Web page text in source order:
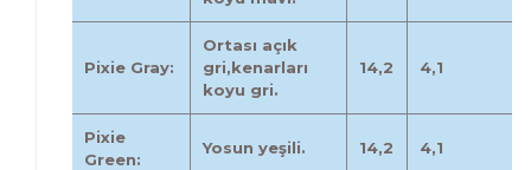
Pixie Gray:
Ortası açık
gri,kenarları
koyu gri.
14,2 4,1
Pixie
Green:
Yosun yeşili. 14,2 4,1